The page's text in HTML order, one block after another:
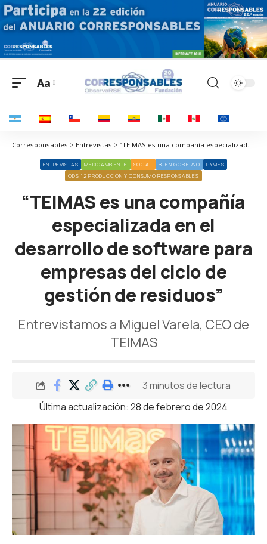
Aa
Corresponsables > Entrevistas > “TEIMAS es una compañía especializada en el desarrollo de software para empresas del ciclo de gestión de residuos”
ENTREVISTAS MEDIOAMBIENTE SOCIAL BUEN GOBIERNO
PYMES
ODS 12 PRODUCCIÓN Y CONSUMO RESPONSABLES
“TEIMAS es una compañía
especializada en el
desarrollo de software para
empresas del ciclo de
gestión de residuos”
Entrevistamos a Miguel Varela, CEO de
TEIMAS
Última actualización: 28 de febrero de 2024
3 minutos de lectura